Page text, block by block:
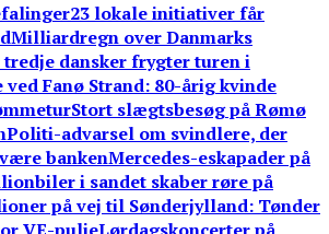
23 lokale initiativer får
Milliardregn over Danmarks
tredje dansker frygter turen i
ved Fanø Strand: 80-årig kvinde
Stort slægtsbesøg på Rømø
Politi-advarsel om svindlere, der
bankenMercedes-eskapader på
i sandet skaber røre på
på vej til Sønderjylland: Tønder